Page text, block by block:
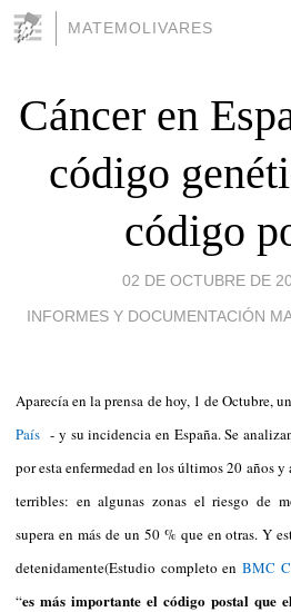
MATEMOLIVARES
Cáncer en
código
código
02 DE OCTUBRE DE
INFORMES Y DOCUMENTACIÓN
Aparecía en la prensa de hoy, 1 de Octubre,
País - y su incidencia en España. Se
por esta enfermedad en los últimos 20 años y
terribles: en algunas zonas el riesgo de
supera en más de un 50 % que en otras. Y
detenidamente(Estudio completo en BMC
“es más importante el código postal que